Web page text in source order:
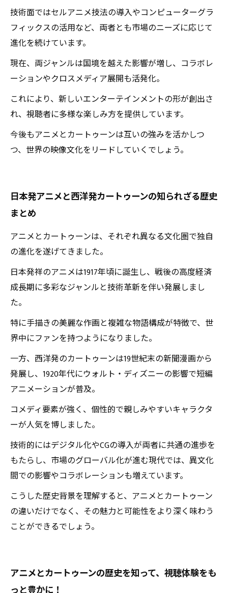
技術面ではセルアニメ技法の導入やコンピューターグラ
フィックスの活用など、両者とも市場のニーズに応じて
進化を続けています。
現在、両ジャンルは国境を越えた影響が増し、コラボレ
ーションやクロスメディア展開も活発化。
これにより、新しいエンターテインメントの形が創出さ
れ、視聴者に多様な楽しみ方を提供しています。
今後もアニメとカートゥーンは互いの強みを活かしつ
つ、世界の映像文化をリードしていくでしょう。
日本発アニメと西洋発カートゥーンの知られざる歴史
まとめ
アニメとカートゥーンは、それぞれ異なる文化圏で独自
の進化を遂げてきました。
日本発祥のアニメは1917年頃に誕生し、戦後の高度経済
成長期に多彩なジャンルと技術革新を伴い発展しまし
た。
特に手描きの美麗な作画と複雑な物語構成が特徴で、世
界中にファンを持つようになりました。
一方、西洋発のカートゥーンは19世紀末の新聞漫画から
発展し、1920年代にウォルト・ディズニーの影響で短編
アニメーションが普及。
コメディ要素が強く、個性的で親しみやすいキャラクタ
ーが人気を博しました。
技術的にはデジタル化やCGの導入が両者に共通の進歩を
もたらし、市場のグローバル化が進む現代では、異文化
間での影響やコラボレーションも増えています。
こうした歴史背景を理解すると、アニメとカートゥーン
の違いだけでなく、その魅力と可能性をより深く味わう
ことができるでしょう。
アニメとカートゥーンの歴史を知って、視聴体験をも